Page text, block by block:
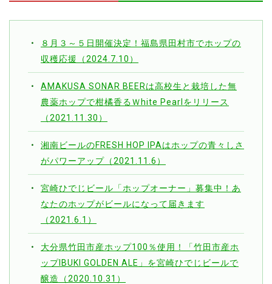
８月３～５日開催決定！福島県田村市でホップの
収穫応援（2024.7.10）
AMAKUSA SONAR BEERは高校生と栽培した無
農薬ホップで柑橘香るＷhite Pearlをリリース
（2021.11.30）
湘南ビールのFRESH HOP IPAはホップの青々しさ
がパワーアップ（2021.11.6）
宮崎ひでじビール「ホップオーナー」募集中！あ
なたのホップがビールになって届きます
（2021.6.1）
大分県竹田市産ホップ100％使用！「竹田市産ホ
ップIBUKI GOLDEN ALE」を宮崎ひでじビールで
醸造（2020.10.31）